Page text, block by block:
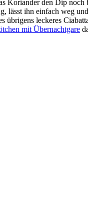
Koriander den Dip noch
lässt ihn einfach weg
übrigens leckeres
mit Übernachtgare